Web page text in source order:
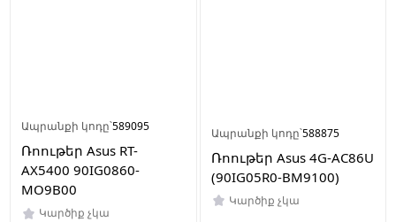
Ապրանքի կոդը՝589095
Ռոութեր Asus RT-
AX5400 90IG0860-
MO9B00
Կարծիք չկա
Ապրանքի կոդը՝588875
Ռոութեր Asus 4G-AC86U
(90IG05R0-BM9100)
Կարծիք չկա